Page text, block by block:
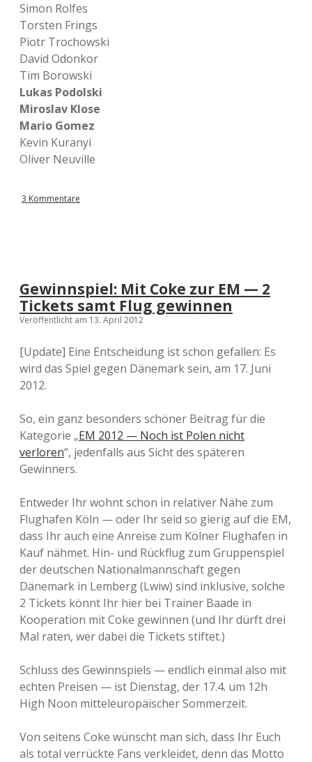
Simon Rolfes
Torsten Frings
Piotr Trochowski
David Odonkor
Tim Borowski
Lukas Podolski
Miroslav Klose
Mario Gomez
Kevin Kuranyi
Oliver Neuville
3 Kommentare
Gewinnspiel: Mit Coke zur EM — 2
Tickets samt Flug gewinnen
Veröffentlicht am 13. April 2012
[Update] Eine Entscheidung ist schon gefallen: Es
wird das Spiel gegen Dänemark sein, am 17. Juni
2012.
So, ein ganz besonders schöner Beitrag für die
Kategorie „EM 2012 — Noch ist Polen nicht
verloren“, jedenfalls aus Sicht des späteren
Gewinners.
Entweder Ihr wohnt schon in relativer Nähe zum
Flughafen Köln — oder Ihr seid so gierig auf die EM,
dass Ihr auch eine Anreise zum Kölner Flughafen in
Kauf nähmet. Hin- und Rückflug zum Gruppenspiel
der deutschen Nationalmannschaft gegen
Dänemark in Lemberg (Lwiw) sind inklusive, solche
2 Tickets könnt Ihr hier bei Trainer Baade in
Kooperation mit Coke gewinnen (und Ihr dürft drei
Mal raten, wer dabei die Tickets stiftet.)
Schluss des Gewinnspiels — endlich einmal also mit
echten Preisen — ist Dienstag, der 17.4. um 12h
High Noon mitteleuropäischer Sommerzeit.
Von seitens Coke wünscht man sich, dass Ihr Euch
als total verrückte Fans verkleidet, denn das Motto